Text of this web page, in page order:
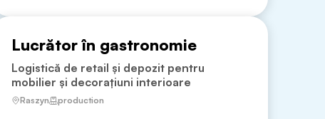
Lucrător în gastronomie
Logistică de retail și depozit pentru
mobilier și decorațiuni interioare
Raszyn production